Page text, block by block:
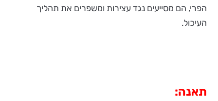
הפרי, הם מסייעים נגד עצירות ומשפרים את תהליך
העיכול.
תאנה: